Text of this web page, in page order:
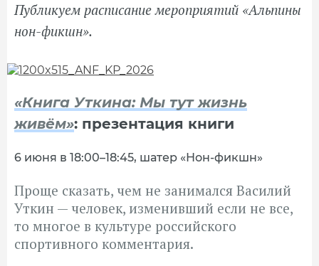
Публикуем расписание мероприятий «Альпины
нон-фикшн».
«Книга Уткина: Мы тут жизнь
живём»: презентация книги
6 июня в 18:00–18:45, шатер «Нон-фикшн»
Проще сказать, чем не занимался Василий
Уткин — человек, изменивший если не все,
то многое в культуре российского
спортивного комментария.